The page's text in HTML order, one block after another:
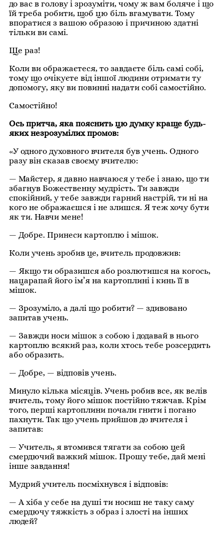
до вас в голову і зрозуміти, чому ж вам боляче і що
їй треба робити, щоб цю біль вгамувати. Тому
впоратися з вашою образою і причиною здатні
тільки ви самі.
Ще раз!
Коли ви ображаєтеся, то завдаєте біль самі собі,
тому що очікуєте від іншої людини отримати ту
допомогу, яку ви повинні надати собі самостійно.
Самостійно!
Ось притча, яка пояснить цю думку краще будь-
яких незрозумілих промов:
«У одного духовного вчителя був учень. Одного
разу він сказав своєму вчителю:
— Майстер, я давно навчаюся у тебе і знаю, що ти
збагнув Божественну мудрість. Ти завжди
спокійний, у тебе завжди гарний настрій, ти ні на
кого не ображаєшся і не злишся. Я теж хочу бути
як ти. Навчи мене!
— Добре. Принеси картоплю і мішок.
Коли учень зробив це, вчитель продовжив:
— Якщо ти образишся або розлютишся на когось,
нацарапай його ім’я на картоплині і кинь її в
мішок.
— Зрозуміло, а далі що робити? — здивовано
запитав учень.
— Завжди носи мішок з собою і додавай в нього
картоплю всякий раз, коли хтось тебе розсердить
або образить.
— Добре, — відповів учень.
Минуло кілька місяців. Учень робив все, як велів
вчитель, тому його мішок постійно тяжчав. Крім
того, перші картоплини почали гнити і погано
пахнути. Так що учень прийшов до вчителя і
запитав:
— Учитель, я втомився тягати за собою цей
смердючий важкий мішок. Прошу тебе, дай мені
інше завдання!
Мудрий учитель посміхнувся і відповів:
— А хіба у себе на душі ти носиш не таку саму
смердючу тяжкість з образ і злості на інших
людей?